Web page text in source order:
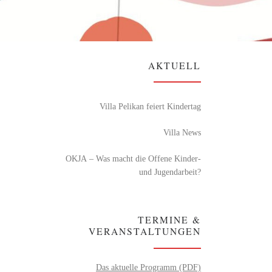
AKTUELL
Villa Pelikan feiert Kindertag
Villa News
OKJA – Was macht die Offene Kinder-
und Jugendarbeit?
TERMINE &
VERANSTALTUNGEN
Das aktuelle Programm (PDF)